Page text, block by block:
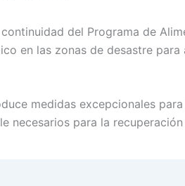
del Programa de
en las zonas de desastre
medidas excepcionales
necesarios para la